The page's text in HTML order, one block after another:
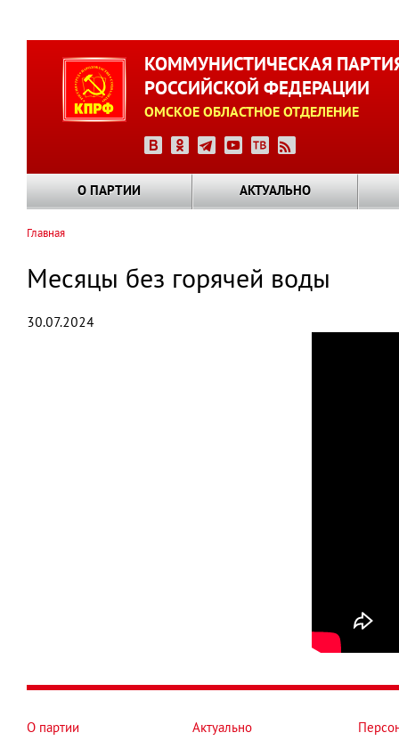
КОММУНИСТИЧЕСКАЯ
РОССИЙСКОЙ ФЕДЕРАЦИИ
ОМСКОЕ ОБЛАСТНОЕ ОТДЕЛЕНИЕ
О ПАРТИИ АКТУАЛЬНО
навигации
Главная
Месяцы без горячей воды
30.07.2024
О партии Актуально